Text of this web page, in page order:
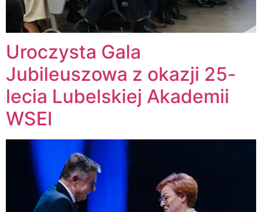
Uroczysta Gala
Jubileuszowa z okazji 25-
lecia Lubelskiej Akademii
WSEI